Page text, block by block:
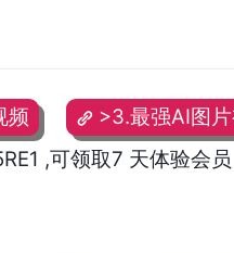
频
>3.最强AI图
,可领取7 天体验会员